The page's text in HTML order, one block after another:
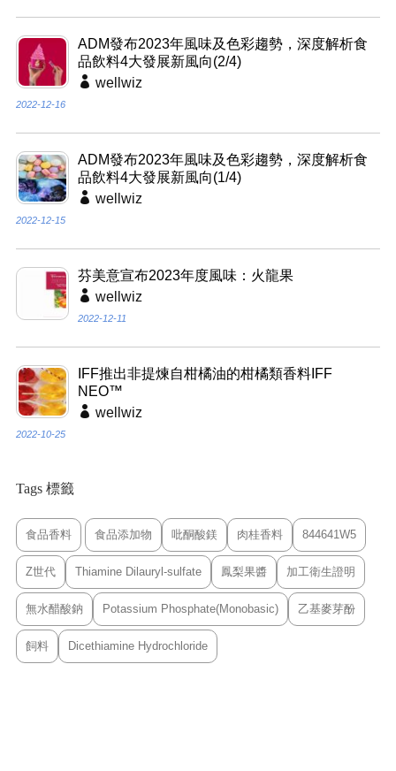
ADM發布2023年風味及色彩趨勢，深度解析食
品飲料4大發展新風向(2/4)
wellwiz
2022-12-16
ADM發布2023年風味及色彩趨勢，深度解析食
品飲料4大發展新風向(1/4)
wellwiz
2022-12-15
芬美意宣布2023年度風味：火龍果
wellwiz
2022-12-11
IFF推出非提煉自柑橘油的柑橘類香料IFF
NEO™
wellwiz
2022-10-25
Tags 標籤
食品香料 食品添加物 吡酮酸鎂 肉桂香料 844641W5
Z世代 Thiamine Dilauryl-sulfate 鳳梨果醬 加工衛生證明
無水醋酸鈉 Potassium Phosphate(Monobasic) 乙基麥芽酚
飼料 Dicethiamine Hydrochloride